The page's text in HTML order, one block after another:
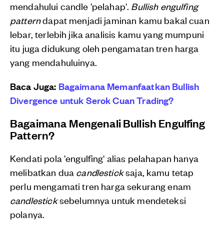
mendahului candle 'pelahap'. Bullish engulfing
patterndapat menjadi jaminan kamu bakal cuan
lebar, terlebih jika analisis kamu yang mumpuni
itu juga didukung oleh pengamatan tren harga
yang mendahuluinya.
Baca Juga: Bagaimana Memanfaatkan Bullish
Divergence untuk Serok Cuan Trading?
Bagaimana Mengenali Bullish Engulfing
Pattern?
Kendati pola 'engulfing' alias pelahapan hanya
melibatkan dua candlesticksaja, kamu tetap
perlu mengamati tren harga sekurang enam
candlesticksebelumnya untuk mendeteksi
polanya.